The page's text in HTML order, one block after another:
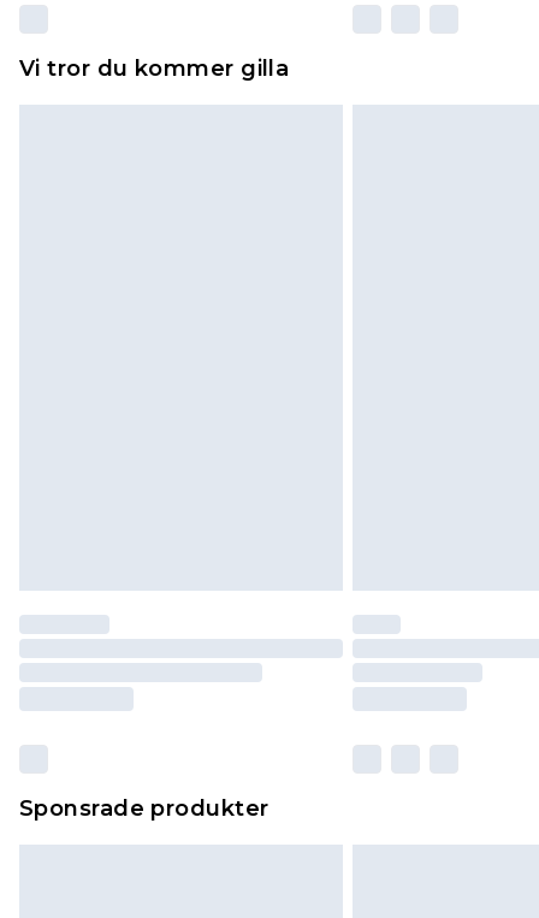
Vi tror du kommer gilla
Sponsrade produkter